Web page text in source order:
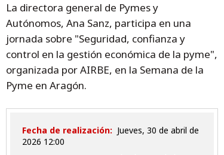
La directora general de Pymes y
Autónomos, Ana Sanz, participa en una
jornada sobre "Seguridad, confianza y
control en la gestión económica de la pyme",
organizada por AIRBE, en la Semana de la
Pyme en Aragón.
Fecha de realización: jueves, 30 de abril de
2026 12:00